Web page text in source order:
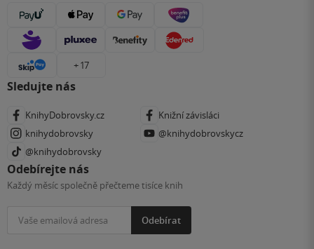
+ 17
Sledujte nás
KnihyDobrovsky.cz
Knižní závisláci
knihydobrovsky
@knihydobrovskycz
@knihydobrovsky
Odebírejte nás
Každý měsíc společně přečteme tisíce knih
Odebírat